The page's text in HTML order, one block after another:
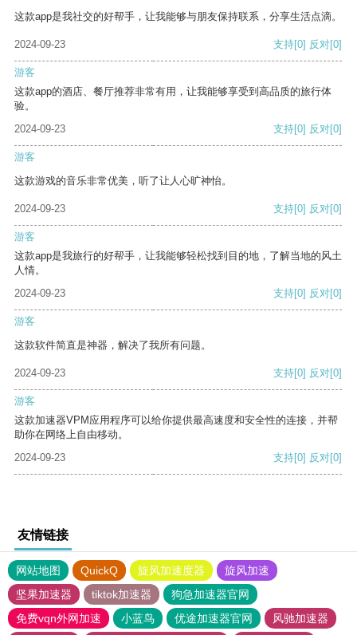
这款app是我社交的好帮手，让我能够与朋友保持联系，分享生活点滴。
2024-09-23 支持[0] 反对[0]
游客
这款app的酒店、餐厅推荐非常有用，让我能够享受到高品质的旅行体
验。
2024-09-23
支持[0] 反对[0]
游客
这款游戏的音乐非常优美，听了让人心旷神怡。
2024-09-23 支持[0] 反对[0]
游客
这款app是我旅行的好帮手，让我能够轻松找到目的地，了解当地的风土
人情。
2024-09-23
支持[0] 反对[0]
游客
这款软件简直是神器，解决了我所有问题。
2024-09-23 支持[0] 反对[0]
游客
这款加速器VPM应用程序可以给你提供最高速度和安全性的连接，并帮
助你在网络上自由移动。
2024-09-23
支持[0] 反对[0]
友情链接
网站地图 QuickQ 旋风加速度器
旋风加速
坚果加速器
tiktok加速器
狗急加速器官网
免费vqn外网加速
小蓝鸟 优途加速器官网
风驰加速器